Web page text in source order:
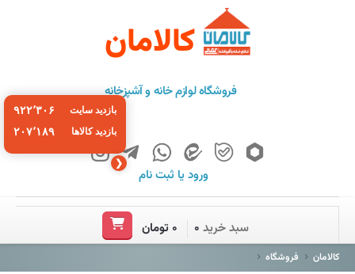
کالامان
فروشگاه لوازم خانه و آشپزخانه
ورودیا ثبت نام
فروشگاه
سبد خرید ۰ ۰ تومان
کالامان فروشگاه
❮
بازدید سایت ۹۲۲٬۳۰۶
بازدید کالاها ۲۰۷٬۱۸۹